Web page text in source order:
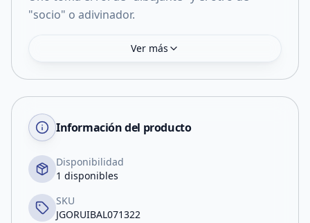
"socio" o adivinador.
Ver más
Información del producto
Disponibilidad
1 disponibles
SKU
JGORUIBAL071322